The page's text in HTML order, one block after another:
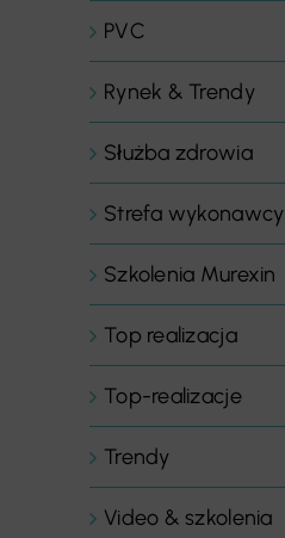
PVC
Rynek & Trendy
Służba zdrowia
Strefa wykonawcy
Szkolenia Murexin
Top realizacja
Top-realizacje
Trendy
Video & szkolenia